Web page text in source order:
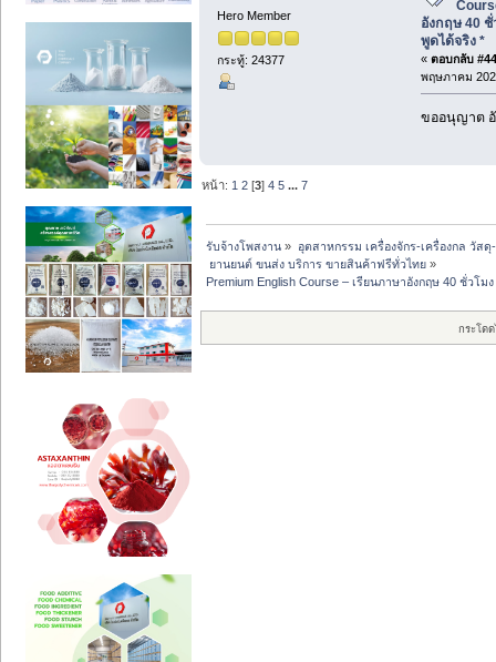
Hero Member
กระทู้: 24377
อังกฤษ 40
พูดได้จริง *
« ตอบกลับ
พฤษภาคม
ขออนุญาต
หน้า: 1 2 [3]4 5 ...7
รับจ้างโพสงาน » อุตสาหกรรม เครื่องจักร-เครื่องกล วัส
ยานยนต์ ขนส่ง บริการ ขายสินค้าฟรีทั่วไทย »
Premium English Course – เรียนภาษาอังกฤษ 40 ชั่วโม
กระโด